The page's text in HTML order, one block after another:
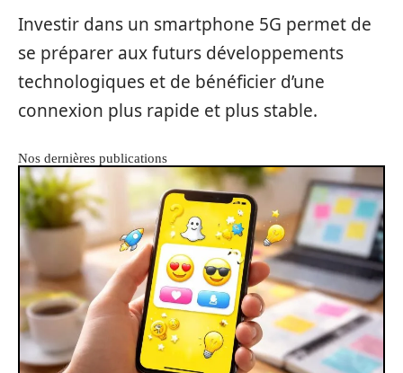
Investir dans un smartphone 5G permet de
se préparer aux futurs développements
technologiques et de bénéficier d’une
connexion plus rapide et plus stable.
Nos dernières publications